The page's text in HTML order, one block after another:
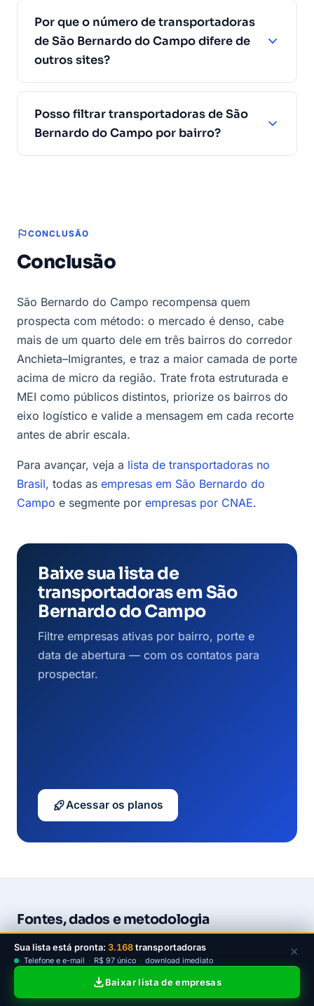
Por que o número de transportadoras
de São Bernardo do Campo difere de
outros sites?
Posso filtrar transportadoras de São
Bernardo do Campo por bairro?
CONCLUSÃO
Conclusão
São Bernardo do Campo recompensa quem
prospecta com método: o mercado é denso, cabe
mais de um quarto dele em três bairros do corredor
Anchieta–Imigrantes, e traz a maior camada de porte
acima de micro da região. Trate frota estruturada e
MEI como públicos distintos, priorize os bairros do
eixo logístico e valide a mensagem em cada recorte
antes de abrir escala.
Para avançar, veja a lista de transportadoras no
Brasil, todas as empresas em São Bernardo do
Campo e segmente por empresas por CNAE.
Baixe sua lista de
transportadoras em São
Bernardo do Campo
Filtre empresas ativas por bairro, porte e
data de abertura — com os contatos para
prospectar.
Acessar os planos
Fontes, dados e metodologia
Metodologia, edições da base e termos de citação:
metodologia dos dados Leadjet. Classificação de
atividades conforme a CNAE (IBGE/Concla)
Sua lista está pronta:3.168transportadoras
Telefone e e-mail · R$ 97 único · download imediato
Baixar lista de empresas
×